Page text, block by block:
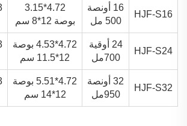
HJF-S16
16 أونصة
500 مل
4.72*3.15
بوصة 12*8 سم
HJF-S24
24 أوقية
700مل
4.72*4.53 بوصة
12*11.5 سم
HJF-S32
32 أونصة
950مل
4.72*5.51 بوصة
12*14 سم